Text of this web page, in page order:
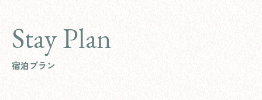
Stay Plan
宿泊プラン